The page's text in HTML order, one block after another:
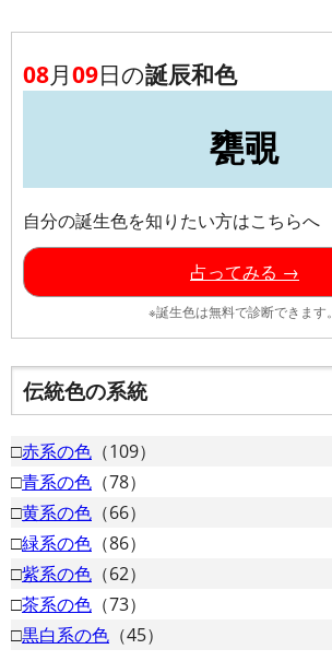
08月09日の誕辰和色
甕覗
自分の誕生色を知りたい方はこちらへ
占ってみる →
※誕生色は無料で診断できます。
伝統色の系統
□赤系の色 （109）
□青系の色 （78）
□黄系の色 （66）
□緑系の色 （86）
□紫系の色 （62）
□茶系の色 （73）
□黒白系の色 （45）